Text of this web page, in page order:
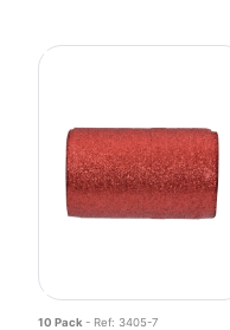
10 Pack - Ref: 3405-7